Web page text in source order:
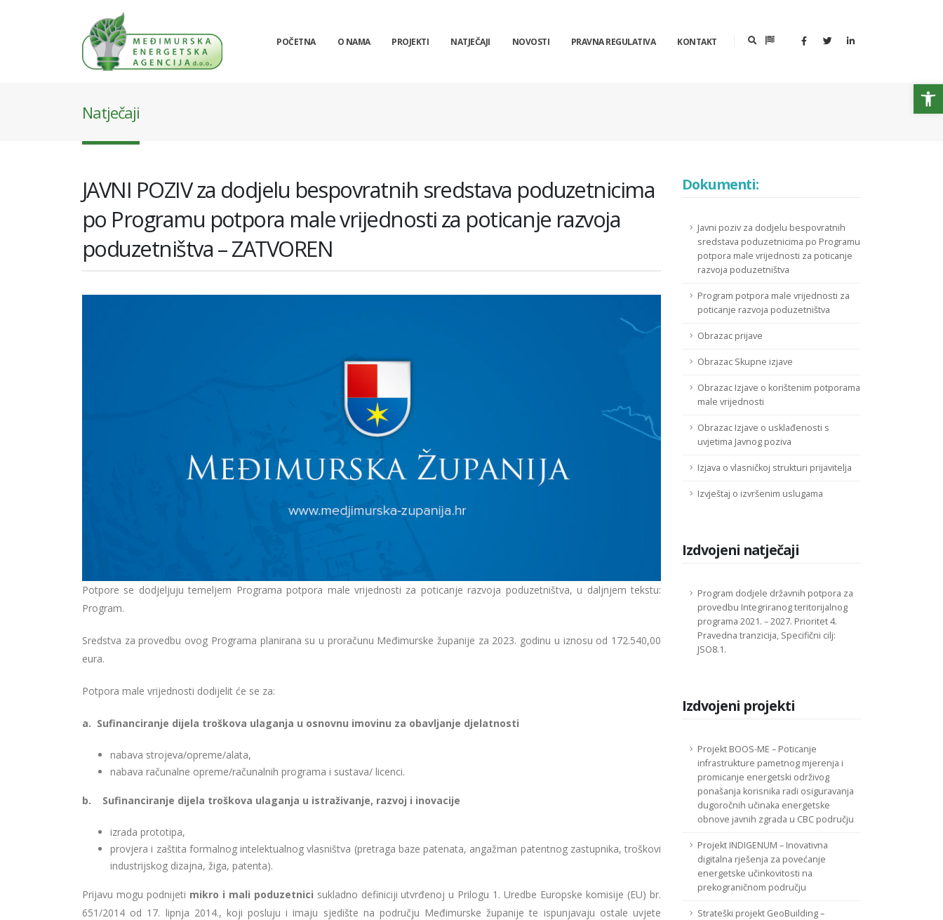
POČETNA O NAMA PROJEKTI NATJEČAJI NOVOSTI PRAVNA REGULATIVA KONTAKT
Natječaji
JAVNI POZIV za dodjelu bespovratnih sredstava poduzetnicima
po Programu potpora male vrijednosti za poticanje razvoja
poduzetništva – ZATVOREN
Potpore se dodjeljuju temeljem Programa potpora male vrijednosti za poticanje razvoja poduzetništva, u daljnjem tekstu:
Program.
Sredstva za provedbu ovog Programa planirana su u proračunu Međimurske županije za 2023. godinu u iznosu od 172.540,00
eura.
Potpora male vrijednosti dodijelit će se za:
a. Sufinanciranje dijela troškova ulaganja u osnovnu imovinu za obavljanje djelatnosti
nabava strojeva/opreme/alata,
nabava računalne opreme/računalnih programa i sustava/ licenci.
b. Sufinanciranje dijela troškova ulaganja u istraživanje, razvoj i inovacije
izrada prototipa,
provjera i zaštita formalnog intelektualnog vlasništva (pretraga baze patenata, angažman patentnog zastupnika, troškovi
industrijskog dizajna, žiga, patenta).
Prijavu mogu podnijeti mikro i mali poduzetnici sukladno definiciji utvrđenoj u Prilogu 1. Uredbe Europske komisije (EU) br.
651/2014 od 17. lipnja 2014., koji posluju i imaju sjedište na području Međimurske županije te ispunjavaju ostale uvjete
Dokumenti:
Javni poziv za dodjelu bespovratnih
sredstava poduzetnicima po Programu
potpora male vrijednosti za poticanje
razvoja poduzetništva
Program potpora male vrijednosti za
poticanje razvoja poduzetništva
Obrazac prijave
Obrazac Skupne izjave
Obrazac Izjave o korištenim potporama
male vrijednosti
Obrazac Izjave o usklađenosti s
uvjetima Javnog poziva
Izjava o vlasničkoj strukturi prijavitelja
Izvještaj o izvršenim uslugama
Izdvojeni natječaji
Program dodjele državnih potpora za
provedbu Integriranog teritorijalnog
programa 2021. – 2027. Prioritet 4.
Pravedna tranzicija, Specifični cilj:
JSO8.1.
Izdvojeni projekti
Projekt BOOS-ME – Poticanje
infrastrukture pametnog mjerenja i
promicanje energetski održivog
ponašanja korisnika radi osiguravanja
dugoročnih učinaka energetske
obnove javnih zgrada u CBC području
Projekt INDIGENUM – Inovativna
digitalna rješenja za povećanje
energetske učinkovitosti na
prekograničnom području
Strateški projekt GeoBuilding –